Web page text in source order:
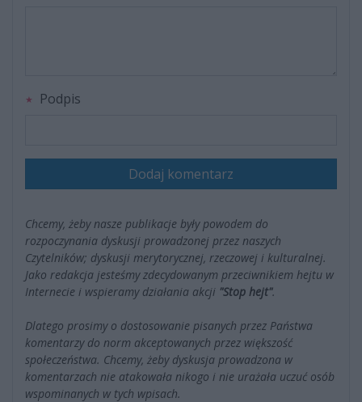
Podpis
Dodaj komentarz
Chcemy, żeby nasze publikacje były powodem do
rozpoczynania dyskusji prowadzonej przez naszych
Czytelników; dyskusji merytorycznej, rzeczowej i kulturalnej.
Jako redakcja jesteśmy zdecydowanym przeciwnikiem hejtu w
Internecie i wspieramy działania akcji "Stop hejt".
Dlatego prosimy o dostosowanie pisanych przez Państwa
komentarzy do norm akceptowanych przez większość
społeczeństwa. Chcemy, żeby dyskusja prowadzona w
komentarzach nie atakowała nikogo i nie urażała uczuć osób
wspominanych w tych wpisach.